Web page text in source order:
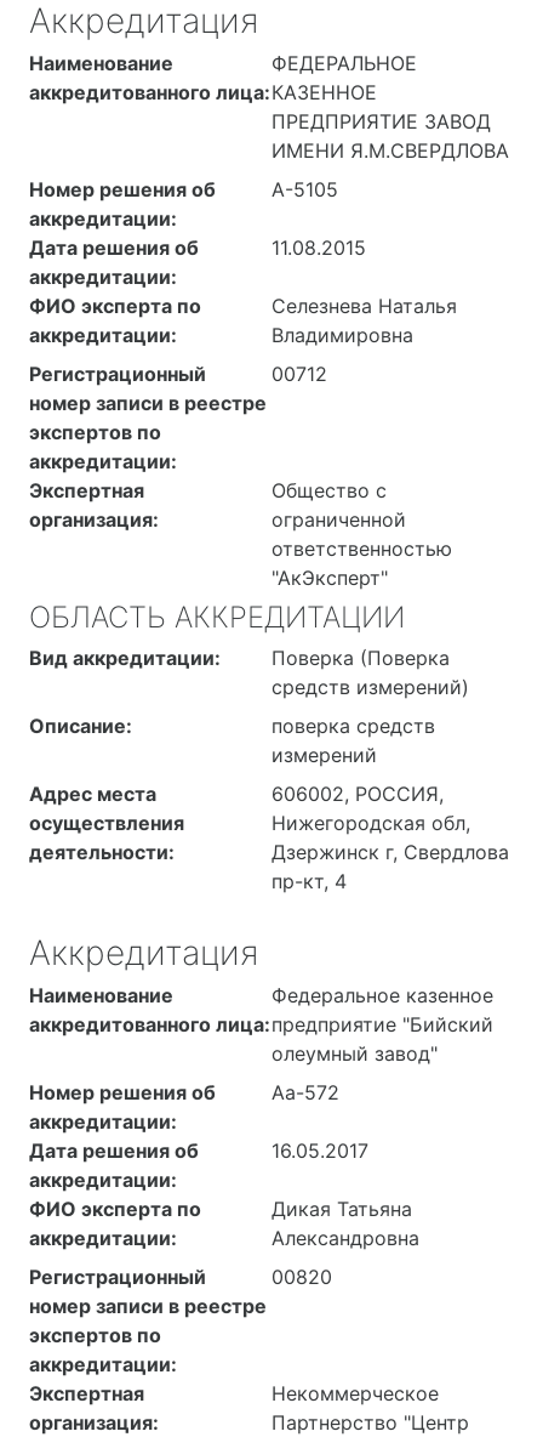
Аккредитация
Наименование
аккредитованного лица:
ФЕДЕРАЛЬНОЕ
КАЗЕННОЕ
ПРЕДПРИЯТИЕ ЗАВОД
ИМЕНИ Я.М.СВЕРДЛОВА
Номер решения об
аккредитации:
А-5105
Дата решения об
аккредитации:
11.08.2015
ФИО эксперта по
аккредитации:
Селезнева Наталья
Владимировна
Регистрационный
номер записи в реестре
экспертов по
аккредитации:
00712
Экспертная
организация:
Общество с
ограниченной
ответственностью
"АкЭксперт"
ОБЛАСТЬ АККРЕДИТАЦИИ
Вид аккредитации:
Поверка (Поверка
средств измерений)
Описание:
поверка средств
измерений
Адрес места
осуществления
деятельности:
606002, РОССИЯ,
Нижегородская обл,
Дзержинск г, Свердлова
пр-кт, 4
Аккредитация
Наименование
аккредитованного лица:
Федеральное казенное
предприятие "Бийский
олеумный завод"
Номер решения об
аккредитации:
Аа-572
Дата решения об
аккредитации:
16.05.2017
ФИО эксперта по
аккредитации:
Дикая Татьяна
Александровна
Регистрационный
номер записи в реестре
экспертов по
аккредитации:
00820
Экспертная
организация:
Некоммерческое
Партнерство "Центр